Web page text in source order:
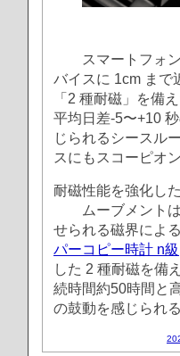
スマートフォン
バイスに 1cm まで
「2 種耐磁」を備
平均日差-5〜+10
じられるシースル
スにもスコーピオ
耐磁性能を強化し
ムーブメントは
せられる磁界によ
パーコピー時計 n級
した 2 種耐磁を備
続時間約50時間と
の鼓動を感じられ